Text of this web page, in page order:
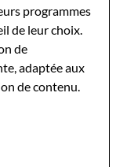
programmes
de leur choix.
de
adaptée aux
de contenu.